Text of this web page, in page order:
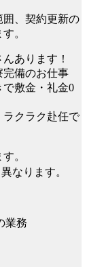
、契約更新の
。
あります！
完備のお仕事
敷金・礼金0
クラク赴任で
。
なります。
業務